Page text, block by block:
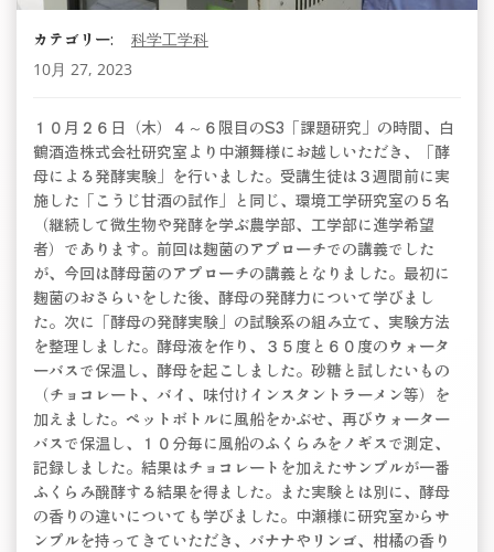
カテゴリー:
科学工学科
10月 27, 2023
１０月２６日（木）４～６限目のS3「課題研究」の時間、白
鶴酒造株式会社研究室より中瀬舞様にお越しいただき、「酵
母による発酵実験」を行いました。受講生徒は３週間前に実
施した「こうじ甘酒の試作」と同じ、環境工学研究室の５名
（継続して微生物や発酵を学ぶ農学部、工学部に進学希望
者）であります。前回は麹菌のアプローチでの講義でした
が、今回は酵母菌のアプローチの講義となりました。最初に
麹菌のおさらいをした後、酵母の発酵力について学びまし
た。次に「酵母の発酵実験」の試験系の組み立て、実験方法
を整理しました。酵母液を作り、３５度と６０度のウォータ
ーバスで保温し、酵母を起こしました。砂糖と試したいもの
（チョコレート、バイ、味付けインスタントラーメン等）を
加えました。ペットボトルに風船をかぶせ、再びウォーター
バスで保温し、１０分毎に風船のふくらみをノギスで測定、
記録しました。結果はチョコレートを加えたサンプルが一番
ふくらみ醗酵する結果を得ました。また実験とは別に、酵母
の香りの違いについても学びました。中瀬様に研究室からサ
ンプルを持ってきていただき、バナナやリンゴ、柑橘の香り